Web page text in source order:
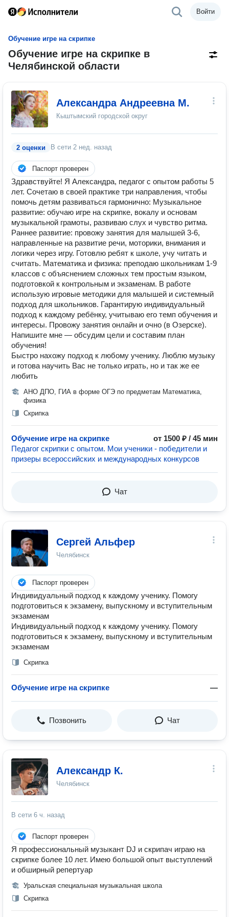
Войти
Обучение игре на скрипке
Обучение игре на скрипке в
Челябинской области
Александра Андреевна М.
Кыштымский городской округ
2 оценки В сети 2 нед. назад
Паспорт проверен
Здравствуйте! Я Александра, педагог с опытом работы 5
лет. Сочетаю в своей практике три направления, чтобы
помочь детям развиваться гармонично: Музыкальное
развитие: обучаю игре на скрипке, вокалу и основам
музыкальной грамоты, развиваю слух и чувство ритма.
Раннее развитие: провожу занятия для малышей 3-6,
направленные на развитие речи, моторики, внимания и
логики через игру. Готовлю ребят к школе, учу читать и
считать. Математика и физика: преподаю школьникам 1-9
классов с объяснением сложных тем простым языком,
подготовкой к контрольным и экзаменам. В работе
использую игровые методики для малышей и системный
подход для школьников. Гарантирую индивидуальный
подход к каждому ребёнку, учитываю его темп обучения и
интересы. Провожу занятия онлайн и очно (в Озерске).
Напишите мне — обсудим цели и составим план
обучения!
Быстро нахожу подход к любому ученику. Люблю музыку
и готова научить Вас не только играть, но и так же ее
любить
АНО ДПО, ГИА в форме ОГЭ по предметам Математика,
физика
Скрипка
Обучение игре на скрипке
от 1500 ₽ / 45 мин
Педагог скрипки с опытом. Мои ученики - победители и
призеры всероссийских и международных конкурсов
Чат
Сергей Альфер
Челябинск
Паспорт проверен
Индивидуальный подход к каждому ученику. Помогу
подготовиться к экзамену, выпускному и вступительным
экзаменам
Индивидуальный подход к каждому ученику. Помогу
подготовиться к экзамену, выпускному и вступительным
экзаменам
Скрипка
Обучение игре на скрипке —
Позвонить Чат
Александр К.
Челябинск
В сети 6 ч. назад
Паспорт проверен
Я профессиональный музыкант DJ и скрипач играю на
скрипке более 10 лет. Имею большой опыт выступлений
и обширный репертуар
Уральская специальная музыкальная школа
Скрипка